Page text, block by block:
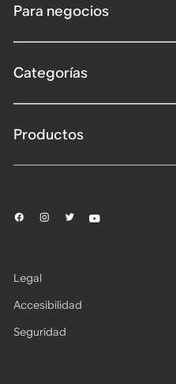
Para negocios
Categorías
Productos
Legal
Accesibilidad
Seguridad